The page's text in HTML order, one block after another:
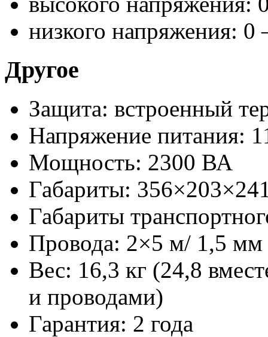
низкого напряжения:
Другое
Защита: встроенный
Напряжение питания:
Мощность: 2300 ВА
Габариты:
Габариты
Провода: 2×5 м/ 1,5
Вес: 16,3 кг (24,8
и проводами)
Гарантия: 2 года